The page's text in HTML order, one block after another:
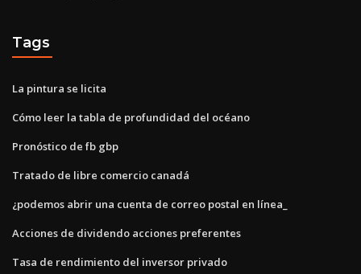
Tags
La pintura se licita
Cómo leer la tabla de profundidad del océano
Pronóstico de fb gbp
Tratado de libre comercio canadá
¿podemos abrir una cuenta de correo postal en línea_
Acciones de dividendo acciones preferentes
Tasa de rendimiento del inversor privado